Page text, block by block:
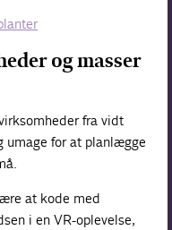
og masser
fra vidt
umage for at planlægge
at kode med
i en VR-oplevelse,